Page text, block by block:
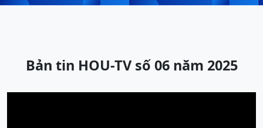
Bản tin HOU-TV số 06 năm 2025